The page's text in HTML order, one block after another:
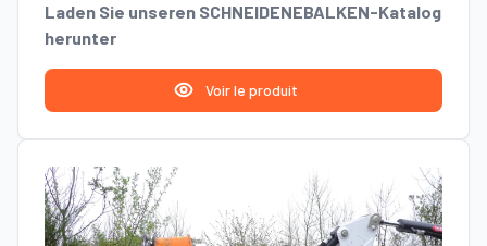
Laden Sie unseren SCHNEIDENEBALKEN-Katalog
herunter
Voir le produit